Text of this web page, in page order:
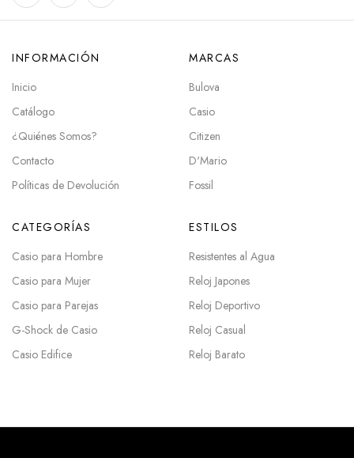
INFORMACIÓN
Inicio
Catálogo
¿Quiénes Somos?
Contacto
Políticas de Devolución
MARCAS
Bulova
Casio
Citizen
D'Mario
Fossil
CATEGORÍAS
Casio para Hombre
Casio para Mujer
Casio para Parejas
G-Shock de Casio
Casio Edifice
ESTILOS
Resistentes al Agua
Reloj Japones
Reloj Deportivo
Reloj Casual
Reloj Barato